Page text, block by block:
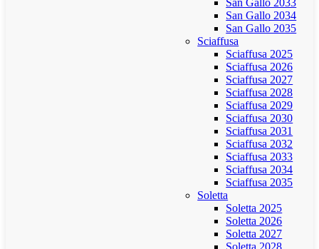
San Gallo 2033
San Gallo 2034
San Gallo 2035
Sciaffusa
Sciaffusa 2025
Sciaffusa 2026
Sciaffusa 2027
Sciaffusa 2028
Sciaffusa 2029
Sciaffusa 2030
Sciaffusa 2031
Sciaffusa 2032
Sciaffusa 2033
Sciaffusa 2034
Sciaffusa 2035
Soletta
Soletta 2025
Soletta 2026
Soletta 2027
Soletta 2028